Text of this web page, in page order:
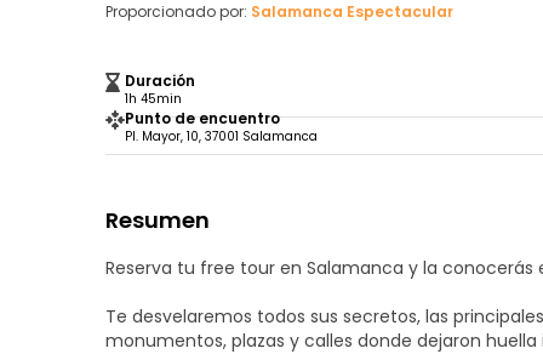
Proporcionado por: Salamanca Espectacular
Duración
1h 45min
Punto de encuentro
Pl. Mayor, 10, 37001 Salamanca
Resumen
Reserva tu free tour en Salamanca y la conocerás
Te desvelaremos todos sus secretos, las
monumentos, plazas y calles donde dejaron